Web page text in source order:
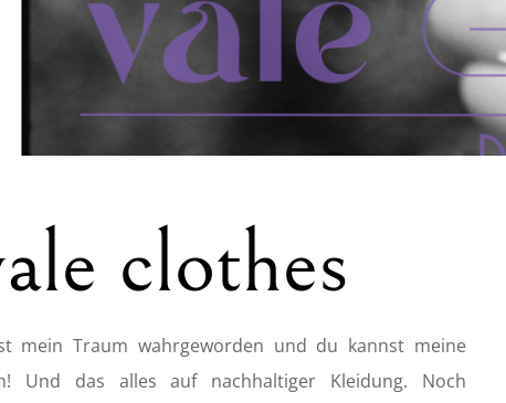
clothes
mein Traum wahrgeworden und du kannst meine
Und das alles auf nachhaltiger Kleidung. Noch